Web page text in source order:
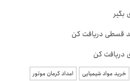
خرید مواد شیمیایی
امداد کرمان موتور